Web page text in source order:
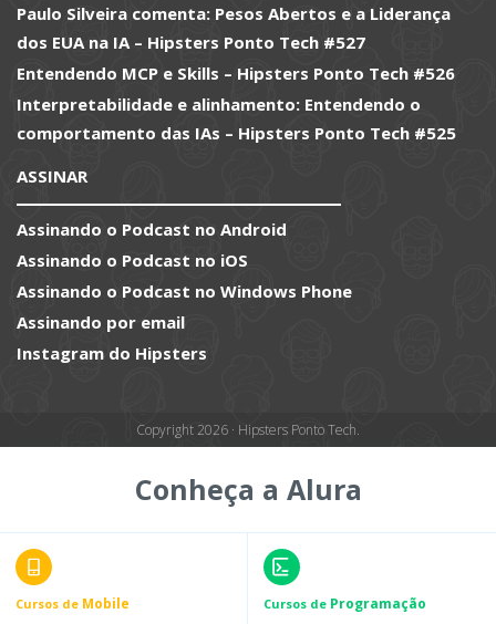
Paulo Silveira comenta: Pesos Abertos e a Liderança
dos EUA na IA – Hipsters Ponto Tech #527
Entendendo MCP e Skills – Hipsters Ponto Tech #526
Interpretabilidade e alinhamento: Entendendo o
comportamento das IAs – Hipsters Ponto Tech #525
ASSINAR
Assinando o Podcast no Android
Assinando o Podcast no iOS
Assinando o Podcast no Windows Phone
Assinando por email
Instagram do Hipsters
Copyright 2026 · Hipsters Ponto Tech.
Conheça a Alura
Cursos de Mobile Cursos de Programação